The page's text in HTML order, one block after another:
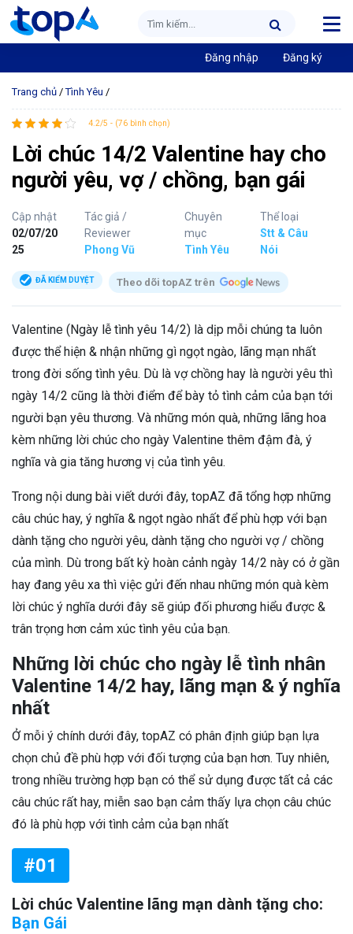
Đăng nhập Đăng ký
Trang chủ /Tình Yêu /
4.2/5 - (76 bình chọn)
Lời chúc 14/2 Valentine hay cho
người yêu, vợ / chồng, bạn gái
Cập nhật
02/07/20
25
Tác giả /
Reviewer
Phong Vũ
Chuyên
mục
Tình Yêu
Thể loại
Stt & Câu
Nói
ĐÃ KIỂM DUYỆT Theo dõi topAZ trên
Valentine (Ngày lễ tình yêu 14/2) là dịp mỗi chúng ta luôn
được thể hiện & nhận những gì ngọt ngào, lãng mạn nhất
trong đời sống tình yêu. Dù là vợ chồng hay là người yêu thì
ngày 14/2 cũng là thời điểm để bày tỏ tình cảm của bạn tới
người bạn yêu thương. Và những món quà, những lãng hoa
kèm những lời chúc cho ngày Valentine thêm đậm đà, ý
nghĩa và gia tăng hương vị của tình yêu.
Trong nội dung bài viết dưới đây, topAZ đã tổng hợp những
câu chúc hay, ý nghĩa & ngọt ngào nhất để phù hợp với bạn
dành tặng cho người yêu, dành tặng cho người vợ / chồng
của mình. Dù trong bất kỳ hoàn cảnh ngày 14/2 này có ở gần
hay đang yêu xa thì việc gửi đến nhau những món quà kèm
lời chúc ý nghĩa dưới đây sẽ giúp đối phương hiểu được &
trân trọng hơn cảm xúc tình yêu của bạn.
Những lời chúc cho ngày lễ tình nhân
Valentine 14/2 hay, lãng mạn & ý nghĩa
nhất
Ở mỗi ý chính dưới đây, topAZ có phân định giúp bạn lựa
chọn chủ đề phù hợp với đối tượng của bạn hơn. Tuy nhiên,
trong nhiều trường hợp bạn có thể sử dụng được tất cả các
câu chúc rất hay, miễn sao bạn cảm thấy lựa chọn câu chúc
đó là phù hợp với tình cảm của bạn nhất
#01
Lời chúc Valentine lãng mạn dành tặng cho:
Bạn Gái